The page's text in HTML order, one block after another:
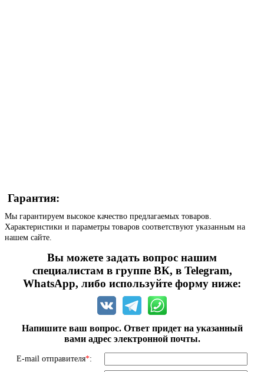
Гарантия:
Мы гарантируем высокое качество предлагаемых товаров.
Характеристики и параметры товаров соответствуют указанным на
нашем сайте.
Вы можете задать вопрос нашим
специалистам в группе ВК, в Telegram,
WhatsApp, либо используйте форму ниже:
Напишите ваш вопрос. Ответ придет на указанный
вами адрес электронной почты.
E-mail отправителя*: